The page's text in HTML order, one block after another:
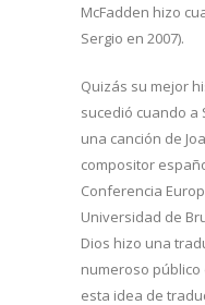
McFadden hizo
Sergio en 2007).
Quizás su mejor
sucedió cuando a
una canción de
compositor
Conferencia
Universidad de
Dios hizo una
numeroso público
esta idea de